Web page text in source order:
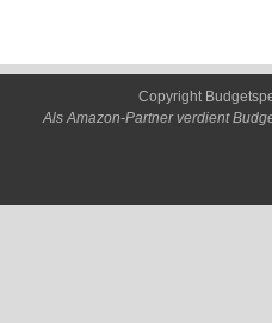
Copyright
Als Amazon-Partner verdient